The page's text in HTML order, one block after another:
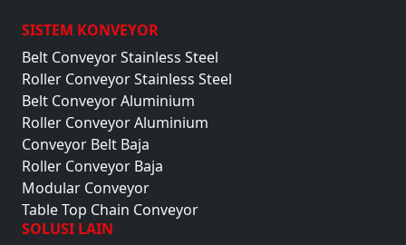
SISTEM KONVEYOR
Belt Conveyor Stainless Steel
Roller Conveyor Stainless Steel
Belt Conveyor Aluminium
Roller Conveyor Aluminium
Conveyor Belt Baja
Roller Conveyor Baja
Modular Conveyor
Table Top Chain Conveyor
SOLUSI LAIN